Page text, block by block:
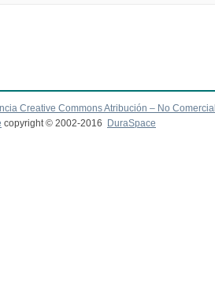
Creative Commons Atribución – No Comercial
copyright © 2002-2016 DuraSpace